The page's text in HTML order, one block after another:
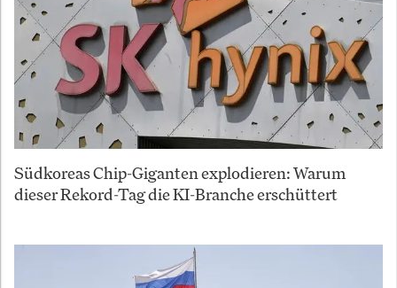
Südkoreas Chip-Giganten explodieren: Warum
dieser Rekord-Tag die KI-Branche erschüttert